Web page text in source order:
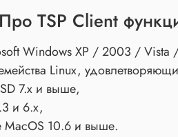
TSP Client
Windows XP / 2003 /
Linux,
7.x и выше,
и 6.x,
MacOS 10.6 и выше.